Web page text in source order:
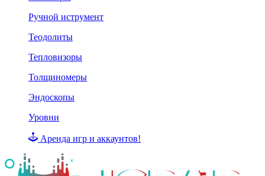
Ручной иструмент
Теодолиты
Тепловизоры
Толщиномеры
Эндоскопы
Уровни
Аренда игр и аккаунтов!